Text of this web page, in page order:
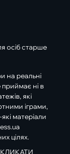
осіб старше
на реальні
приймає ні в
які
іграми,
матеріали
цілях.